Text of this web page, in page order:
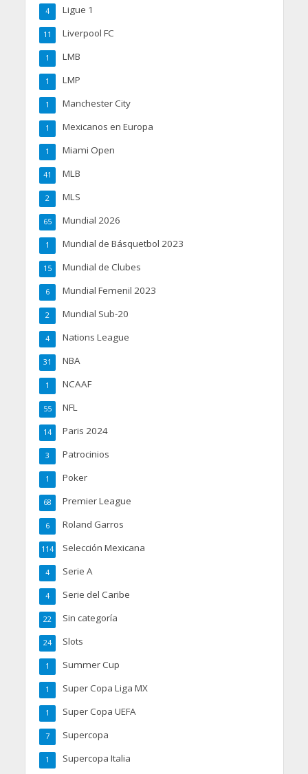
Ligue 1
4
Liverpool FC
11
LMB
1
LMP
1
Manchester City
1
Mexicanos en Europa
1
Miami Open
1
MLB
41
MLS
2
Mundial 2026
65
Mundial de Básquetbol 2023
1
Mundial de Clubes
15
Mundial Femenil 2023
6
Mundial Sub-20
2
Nations League
4
NBA
31
NCAAF
1
NFL
55
Paris 2024
14
Patrocinios
3
Poker
1
Premier League
68
Roland Garros
6
Selección Mexicana
114
Serie A
4
Serie del Caribe
4
Sin categoría
22
Slots
24
Summer Cup
1
Super Copa Liga MX
1
Super Copa UEFA
1
Supercopa
7
Supercopa Italia
1